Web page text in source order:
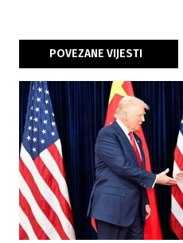
POVEZANE VIJESTI